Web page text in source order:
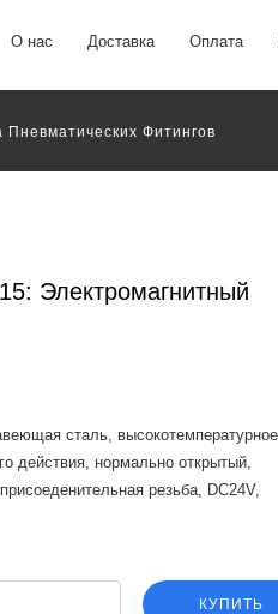
О нас Доставка Оплата
Пневматических Фитингов
Электромагнитный
сталь, высокотемпературное
действия, нормально открытый,
резьба, DC24V,
КУПИТЬ